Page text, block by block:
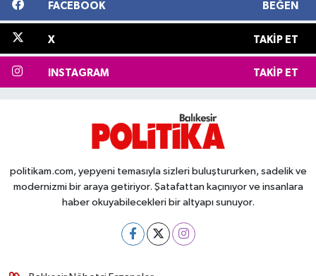
FACEBOOK BEĞEN
X TAKIP ET
INSTAGRAM TAKIP ET
politikam.com, yepyeni temasıyla sizleri buluştururken, sadelik ve
modernizmi bir araya getiriyor. Şatafattan kaçınıyor ve insanlara
haber okuyabilecekleri bir altyapı sunuyor.